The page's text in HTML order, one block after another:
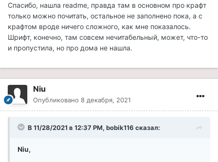
Спасибо, нашла readme, правда там в основном про крафт
только можно почитать, остальное не заполнено пока, а с
крафтом вроде ничего сложного, как мне показалось.
Шрифт, конечно, там совсем нечитабельный, может, что-то
и пропустила, но про дома не нашла.
Niu
Опубликовано 8 декабря, 2021
В 11/28/2021 в 12:37 PM, bobik116 сказал:
Niu,